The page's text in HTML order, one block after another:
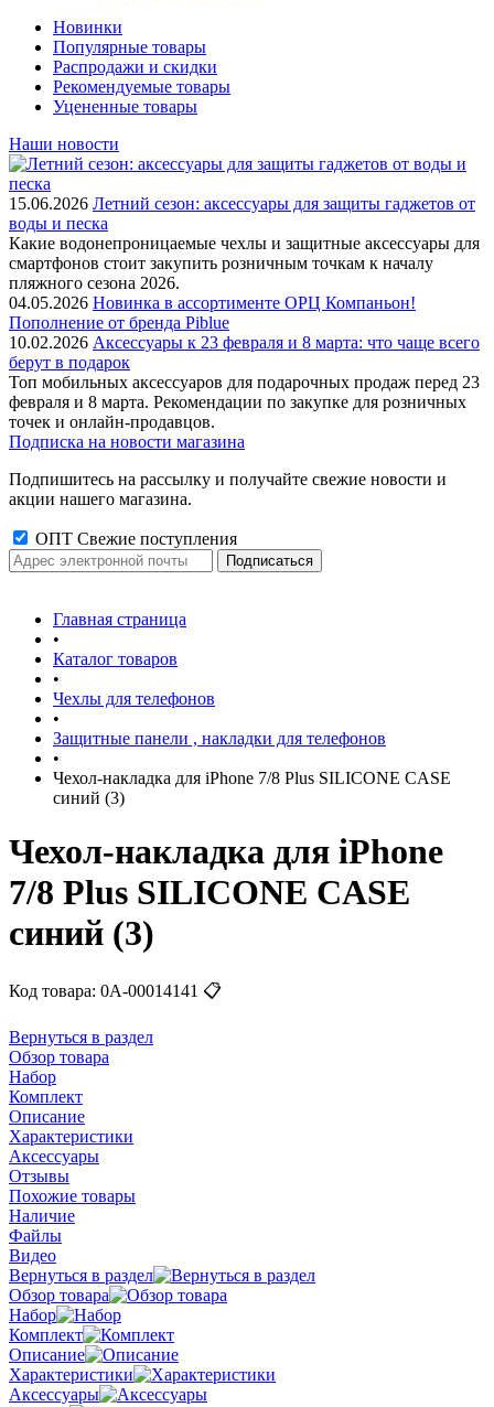
Новинки
Популярные товары
Распродажи и скидки
Рекомендуемые товары
Уцененные товары
Наши новости
15.06.2026 Летний сезон: аксессуары для защиты гаджетов от
воды и песка
Какие водонепроницаемые чехлы и защитные аксессуары для
смартфонов стоит закупить розничным точкам к началу
пляжного сезона 2026.
04.05.2026 Новинка в ассортименте OРЦ Компаньон!
Пополнение от бренда Piblue
10.02.2026 Аксессуары к 23 февраля и 8 марта: что чаще всего
берут в подарок
Топ мобильных аксессуаров для подарочных продаж перед 23
февраля и 8 марта. Рекомендации по закупке для розничных
точек и онлайн-продавцов.
Подписка на новости магазина
Подпишитесь на рассылку и получайте свежие новости и
акции нашего магазина.
ОПТ Свежие поступления
Главная страница
•
Каталог товаров
•
Чехлы для телефонов
•
Защитные панели , накладки для телефонов
•
Чехол-накладка для iPhone 7/8 Plus SILICONE CASE
синий (3)
Чехол-накладка для iPhone
7/8 Plus SILICONE CASE
синий (3)
Код товара: 0А-00014141 📋
Вернуться в раздел
Обзор товара
Набор
Комплект
Описание
Характеристики
Аксессуары
Отзывы
Похожие товары
Наличие
Файлы
Видео
Вернуться в раздел
Обзор товара
Набор
Комплект
Описание
Характеристики
Аксессуары